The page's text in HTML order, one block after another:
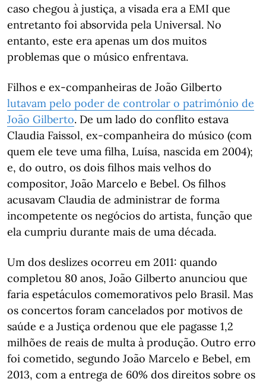
caso chegou à justiça, a visada era a EMI que
entretanto foi absorvida pela Universal. No
entanto, este era apenas um dos muitos
problemas que o músico enfrentava.
Filhos e ex-companheiras de João Gilberto
lutavam pelo poder de controlar o património de
João Gilberto. De um lado do conflito estava
Claudia Faissol, ex-companheira do músico (com
quem ele teve uma filha, Luísa, nascida em 2004);
e, do outro, os dois filhos mais velhos do
compositor, João Marcelo e Bebel. Os filhos
acusavam Claudia de administrar de forma
incompetente os negócios do artista, função que
ela cumpriu durante mais de uma década.
Um dos deslizes ocorreu em 2011: quando
completou 80 anos, João Gilberto anunciou que
faria espetáculos comemorativos pelo Brasil. Mas
os concertos foram cancelados por motivos de
saúde e a Justiça ordenou que ele pagasse 1,2
milhões de reais de multa à produção. Outro erro
foi cometido, segundo João Marcelo e Bebel, em
2013, com a entrega de 60% dos direitos sobre os